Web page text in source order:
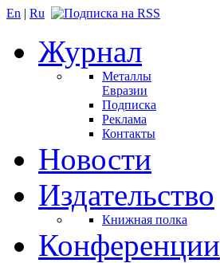
En | Ru
Журнал
Металлы
Евразии
Подписка
Реклама
Контакты
Новости
Издательство
Книжная полка
Конференции